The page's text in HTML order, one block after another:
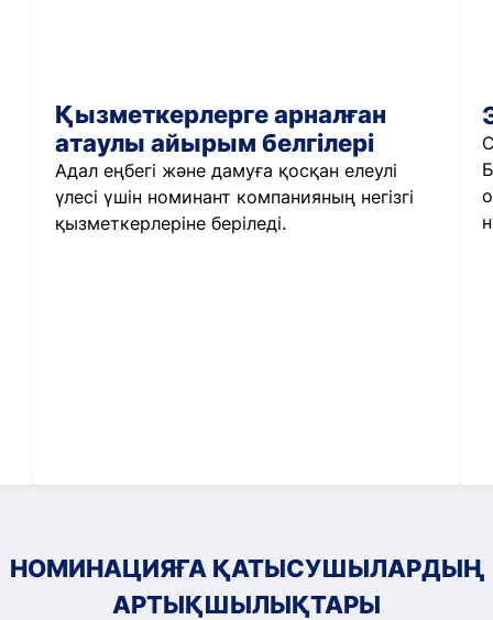
Қызметкерлерге арналған
атаулы айырым белгілері
Адал еңбегі және дамуға қосқан елеулі
үлесі үшін номинант компанияның негізгі
қызметкерлеріне беріледі.
НОМИНАЦИЯҒА ҚАТЫСУШЫЛАРДЫҢ
АРТЫҚШЫЛЫҚТАРЫ